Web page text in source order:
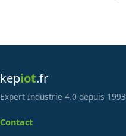
kepiot.fr
Expert Industrie 4.0 depuis 1993
Contact